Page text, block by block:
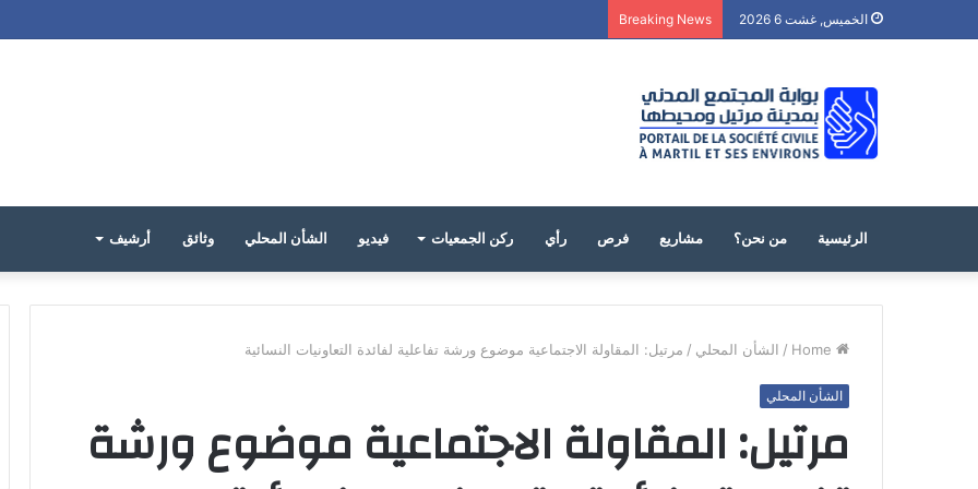
الخميس, غشت 6 2026 Breaking News
الرئيسية من نحن؟ مشاريع فرص رأي ركن الجمعيات فيديو الشأن المحلي وثائق أرشيف
/ الشأن المحلي / مرتيل: المقاولة الاجتماعية موضوع ورشة تفاعلية لفائدة التعاونيات النسائية
الشأن المحلي
مرتيل: المقاولة الاجتماعية موضوع ورشة